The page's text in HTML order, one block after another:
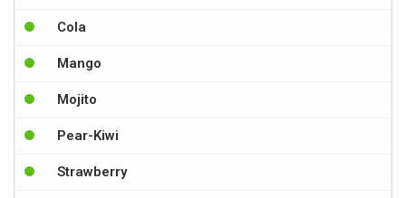
Cola
Mango
Mojito
Pear-Kiwi
Strawberry